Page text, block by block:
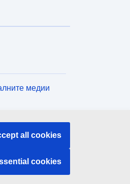
медии
ЕС
all cookies
cookies